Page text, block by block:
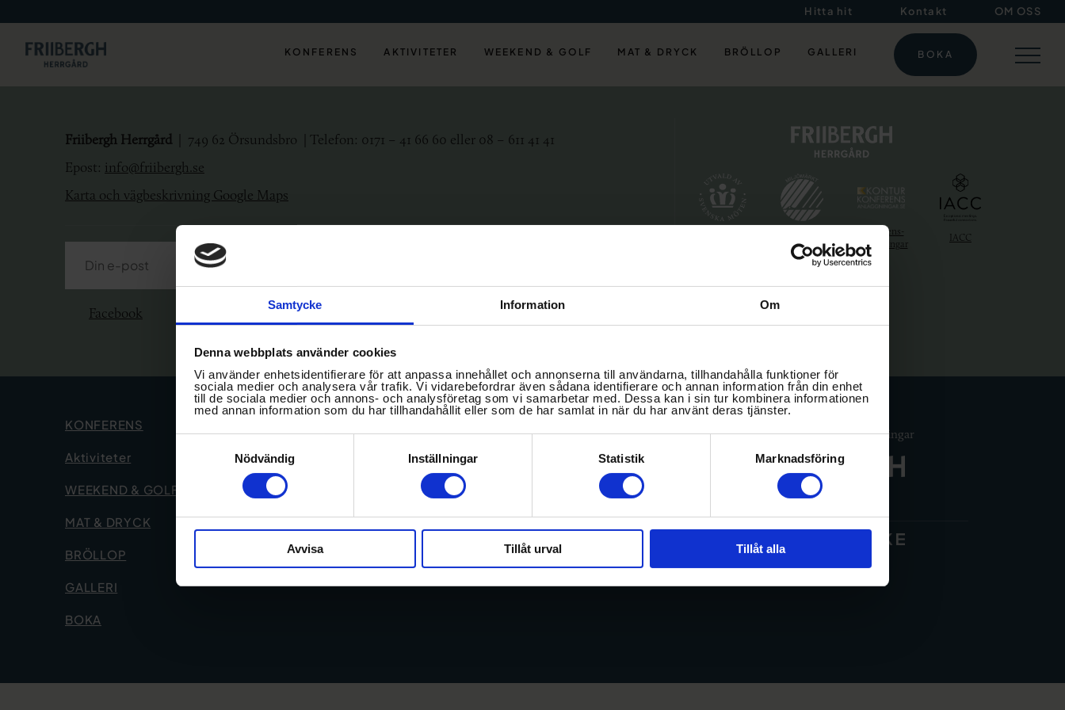
Samtycke Information Om
Denna webbplats använder cookies
Vi använder enhetsidentifierare för att anpassa innehållet och annonserna till användarna, tillhandahålla funktioner för
sociala medier och analysera vår trafik. Vi vidarebefordrar även sådana identifierare och annan information från din enhet
till de sociala medier och annons- och analysföretag som vi samarbetar med. Dessa kan i sin tur kombinera informationen
med annan information som du har tillhandahållit eller som de har samlat in när du har använt deras tjänster.
Nödvändig
Inställningar Statistik Marknadsföring
Avvisa Tillåt urval Tillåt alla
Hitta hit Kontakt OM OSS
KONFERENS AKTIVITETER WEEKEND & GOLF MAT & DRYCK BRÖLLOP GALLERI BOKA
AKTIVITETER
WEEKEND & GOLF
MAT & DRYCK
BRÖLLOP
In english
Friibergh Herrgård
749 62 Örsundsbro | Telefon: 0171 – 41 66 60 eller 08 – 611 41 41
Epost: info@friibergh.se
Karta och vägbeskrivning Google Maps
Facebook
Konferens-
anläggningar
IACC
KONFERENS
Aktiviteter
WEEKEND & GOLF
MAT & DRYCK
BRÖLLOP
GALLERI
BOKA
Våra konferensanläggningar